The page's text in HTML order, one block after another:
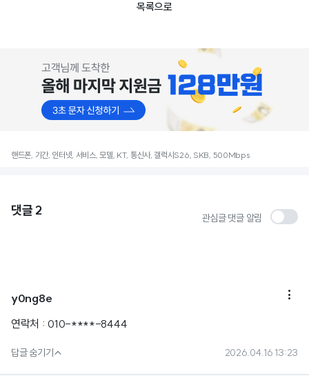
목록으로
핸드폰, 기간, 인터넷, 서비스, 모델, KT, 통신사, 갤럭시S26, SKB, 500Mbps
댓글2 관심글 댓글 알림
y0ng8e 
연락처 : 010-****-8444
답글 숨기기 2026.04.16 13:23